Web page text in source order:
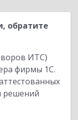
обратите
ИТС)
фирмы 1С.
решений